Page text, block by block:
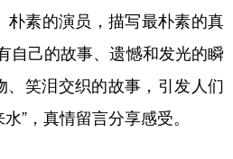
素的演员，描写最朴素的真
自己的故事、遗憾和发光的瞬
笑泪交织的故事，引发人们
”，真情留言分享感受。